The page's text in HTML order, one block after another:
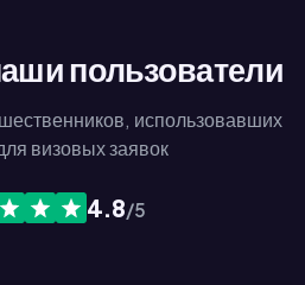
пользователи
использовавших
визовых заявок
4.8/5